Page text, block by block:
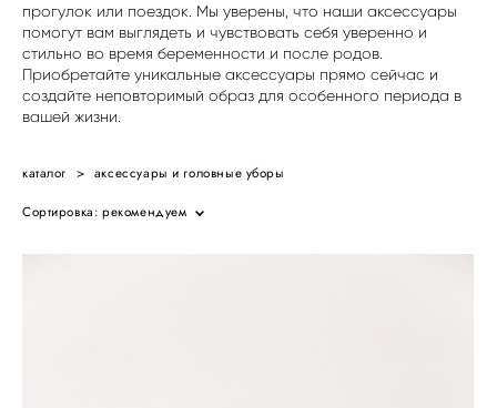
прогулок или поездок. Мы уверены, что наши аксессуары
помогут вам выглядеть и чувствовать себя уверенно и
стильно во время беременности и после родов.
Приобретайте уникальные аксессуары прямо сейчас и
создайте неповторимый образ для особенного периода в
вашей жизни.
каталог > аксессуары и головные уборы
Сортировка: рекомендуем